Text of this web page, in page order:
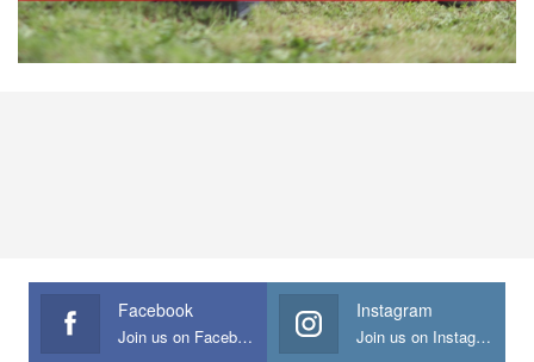
Facebook
Join us on Facebook
Instagram
Join us on Instagram